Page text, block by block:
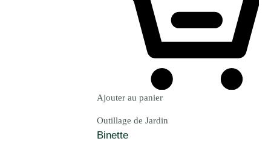
Ajouter au panier
Outillage de Jardin
Binette